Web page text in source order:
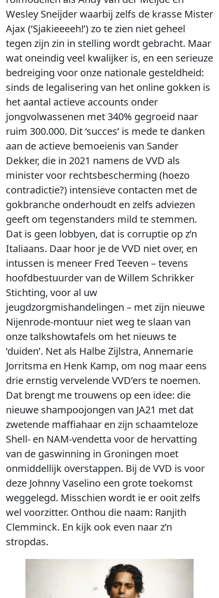
Wesley Sneijder waarbij zelfs de krasse Mister
Ajax (‘Sjakieeeeh!’) zo te zien niet geheel
tegen zijn zin in stelling wordt gebracht. Maar
wat oneindig veel kwalijker is, en een serieuze
bedreiging voor onze nationale gesteldheid:
sinds de legalisering van het online gokken is
het aantal actieve accounts onder
jongvolwassenen met 340% gegroeid naar
ruim 300.000. Dit ‘succes’ is mede te danken
aan de actieve bemoeienis van Sander
Dekker, die in 2021 namens de VVD als
minister voor rechtsbescherming (hoezo
contradictie?) intensieve contacten met de
gokbranche onderhoudt en zelfs adviezen
geeft om tegenstanders mild te stemmen.
Dat is geen lobbyen, dat is corruptie op z’n
Italiaans. Daar hoor je de VVD niet over, en
intussen is meneer Fred Teeven – tevens
hoofdbestuurder van de Willem Schrikker
Stichting, voor al uw
jeugdzorgmishandelingen – met zijn nieuwe
Nijenrode-montuur niet weg te slaan van
onze talkshowtafels om het nieuws te
‘duiden’. Net als Halbe Zijlstra, Annemarie
Jorritsma en Henk Kamp, om nog maar eens
drie ernstig vervelende VVD’ers te noemen.
Dat brengt me trouwens op een idee: die
nieuwe shampoojongen van JA21 met dat
zwetende maffiahaar en zijn schaamteloze
Shell- en NAM-vendetta voor de hervatting
van de gaswinning in Groningen moet
onmiddellijk overstappen. Bij de VVD is voor
deze Johnny Vaselino een grote toekomst
weggelegd. Misschien wordt ie er ooit zelfs
wel voorzitter. Onthou die naam: Ranjith
Clemminck. En kijk ook even naar z’n
stropdas.